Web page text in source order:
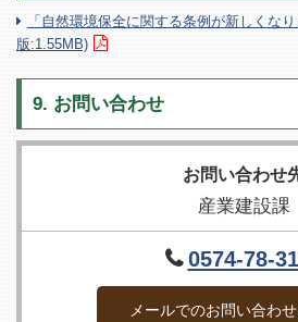
「自然環境保全に関する条例が新しくな
版:1.55MB)
9. お問い合わせ
お問い合わせ
産業建設課
0574-78-
メールでのお問い合わ